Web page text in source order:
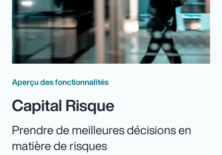
Aperçu des fonctionnalités
Capital Risque
Prendre de meilleures décisions en
matière de risques